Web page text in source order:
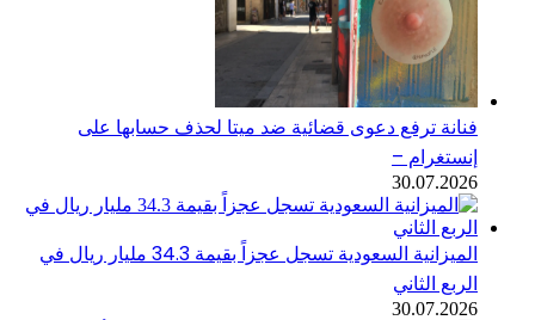
فنانة ترفع دعوى قضائية ضد ميتا لحذف حسابها على
إنستغرام –
30.07.2026
الميزانية السعودية تسجل عجزاً بقيمة 34.3 مليار ريال في
الربع الثاني
30.07.2026